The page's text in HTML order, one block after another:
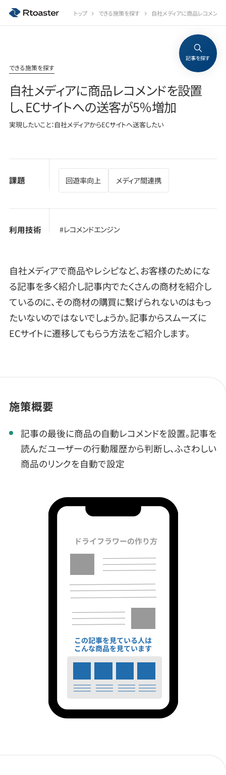
トップ できる施策を探す 自社メディアに商品レコメン
できる施策を探す
自社メディアに商品レコメンドを設置
し、ECサイトへの送客が5％増加
実現したいこと：自社メディアからECサイトへ送客したい
記事を探す
課題 回遊率向上 メディア間連携
利用技術 #レコメンドエンジン
自社メディアで商品やレシピなど、お客様のためにな
る記事を多く紹介し記事内でたくさんの商材を紹介し
ているのに、その商材の購買に繋げられないのはもっ
たいないのではないでしょうか。記事からスムーズに
ECサイトに遷移してもらう方法をご紹介します。
施策概要
記事の最後に商品の自動レコメンドを設置。記事を
読んだユーザーの行動履歴から判断し、ふさわしい
商品のリンクを自動で設定